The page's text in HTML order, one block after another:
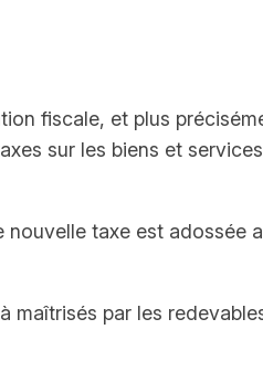
fiscale, et plus
sur les biens et
taxe est adossée
par les